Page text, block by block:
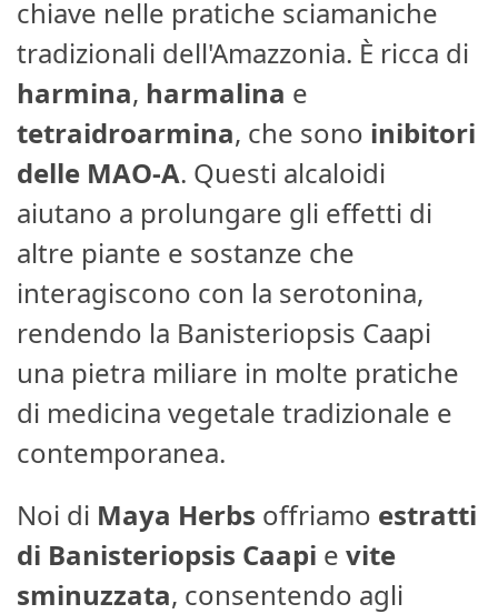
chiave nelle pratiche sciamaniche
tradizionali dell'Amazzonia. È ricca di
harmina, harmalina e
tetraidroarmina, che sono inibitori
delle MAO-A. Questi alcaloidi
aiutano a prolungare gli effetti di
altre piante e sostanze che
interagiscono con la serotonina,
rendendo la Banisteriopsis Caapi
una pietra miliare in molte pratiche
di medicina vegetale tradizionale e
contemporanea.
Noi di Maya Herbs offriamo estratti
di Banisteriopsis Caapi e vite
sminuzzata, consentendo agli